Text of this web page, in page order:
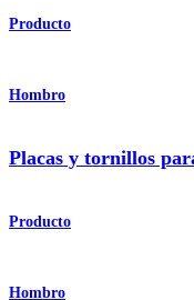
Producto
Hombro
Placas y tornillos
Producto
Hombro